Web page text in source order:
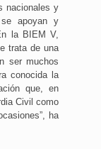
nacionales y
apoyan y
la BIEM V,
trata de una
ser muchos
conocida la
que, en
Civil como
ha